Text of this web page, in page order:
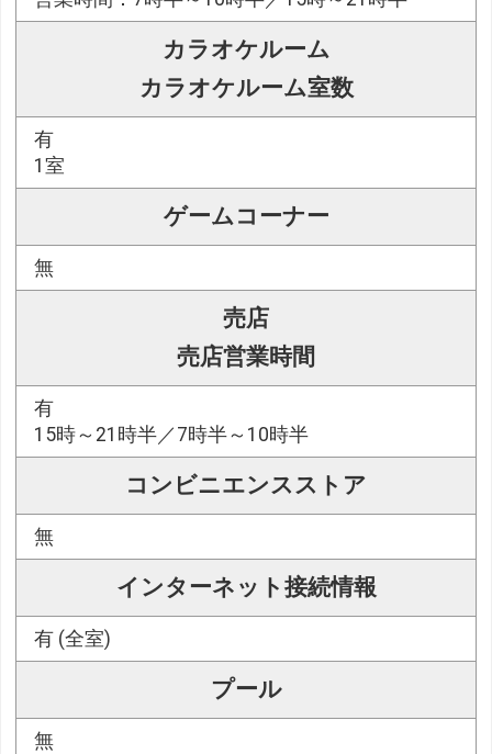
カラオケルーム
カラオケルーム室数
有
1室
ゲームコーナー
無
売店
売店営業時間
有
15時～21時半／7時半～10時半
コンビニエンスストア
無
インターネット接続情報
有 (全室)
プール
無